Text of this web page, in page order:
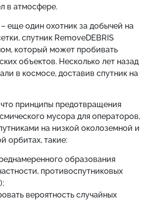
в атмосфере.
– еще один охотник за добычей на
спутник RemoveDEBRIS
который может пробивать
объектов. Несколько лет назад
в космосе, доставив спутник на
принципы предотвращения
мусора для операторов,
на низкой околоземной и
орбитах, такие:
образования
противоспутниковых
вероятность случайных